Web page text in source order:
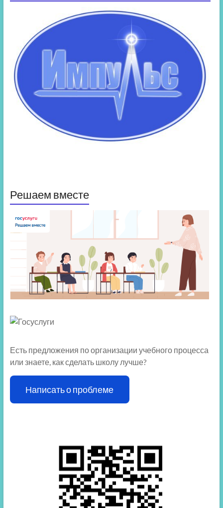
Решаем вместе
Есть предложения по организации учебного процесса
или знаете, как сделать школу лучше?
Написать о проблеме